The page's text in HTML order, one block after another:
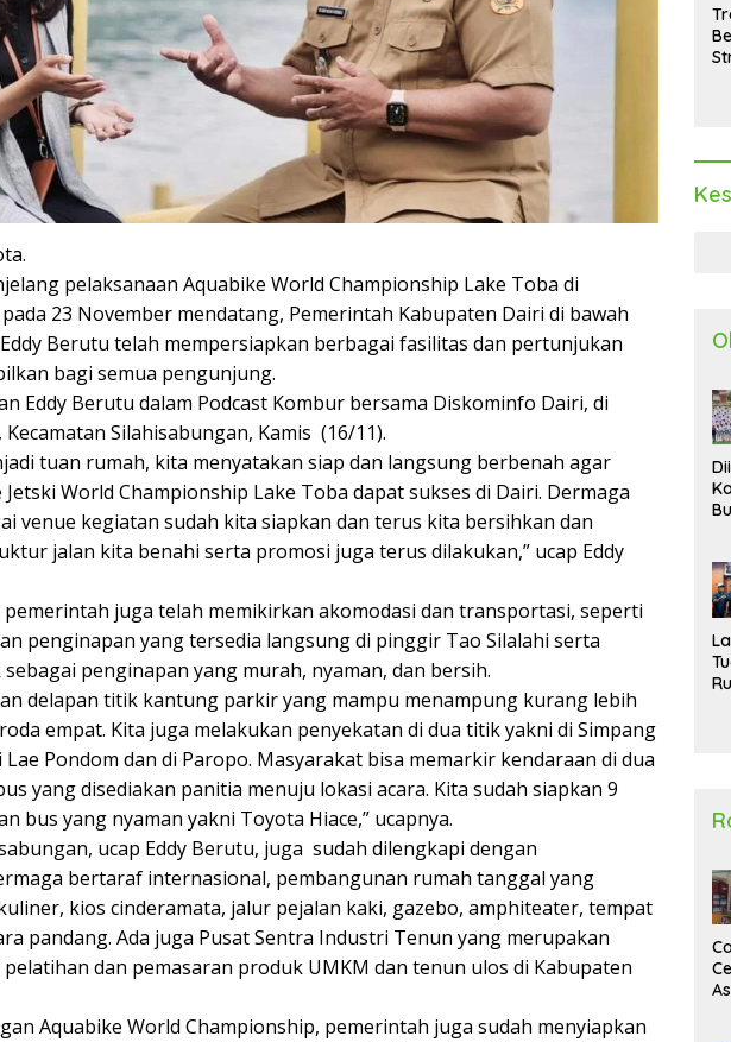
pelaksanaan Aquabike World Championship Lake Toba di
23 November mendatang, Pemerintah Kabupaten Dairi di bawah
Berutu telah mempersiapkan berbagai fasilitas dan pertunjukan
bagi semua pengunjung.
Eddy Berutu dalam Podcast Kombur bersama Diskominfo Dairi, di
Silahisabungan, Kamis (16/11).
tuan rumah, kita menyatakan siap dan langsung berbenah agar
World Championship Lake Toba dapat sukses di Dairi. Dermaga
venue kegiatan sudah kita siapkan dan terus kita bersihkan dan
jalan kita benahi serta promosi juga terus dilakukan,” ucap Eddy
pemerintah juga telah memikirkan akomodasi dan transportasi, seperti
penginapan yang tersedia langsung di pinggir Tao Silalahi serta
penginapan yang murah, nyaman, dan bersih.
delapan titik kantung parkir yang mampu menampung kurang lebih
empat. Kita juga melakukan penyekatan di dua titik yakni di Simpang
Lae Pondom dan di Paropo. Masyarakat bisa memarkir kendaraan di dua
yang disediakan panitia menuju lokasi acara. Kita sudah siapkan 9
bus yang nyaman yakni Toyota Hiace,” ucapnya.
ucap Eddy Berutu, juga sudah dilengkapi dengan
bertaraf internasional, pembangunan rumah tanggal yang
kios cinderamata, jalur pejalan kaki, gazebo, amphiteater, tempat
pandang. Ada juga Pusat Sentra Industri Tenun yang merupakan
dan pemasaran produk UMKM dan tenun ulos di Kabupaten
Aquabike World Championship, pemerintah juga sudah menyiapkan